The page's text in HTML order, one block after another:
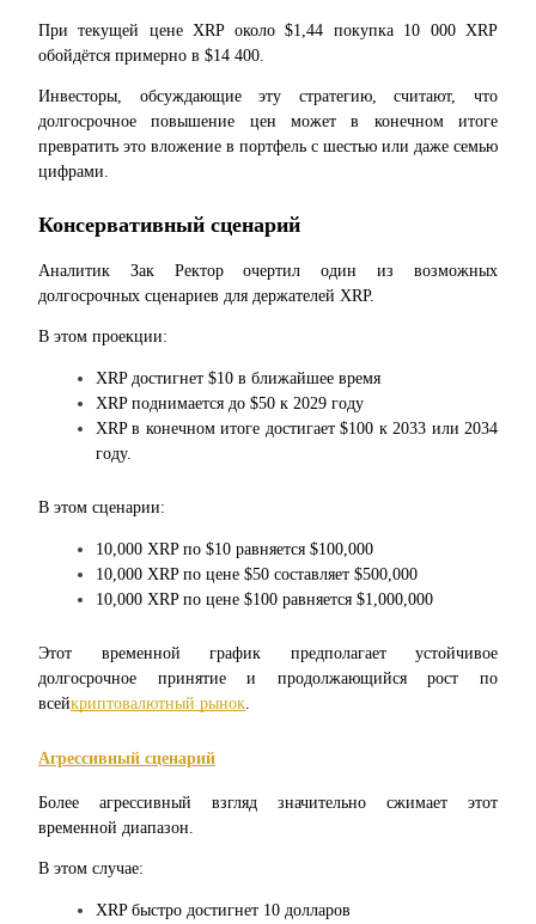
Гид
Руководство для начинающих по фьючерсам
Торговые стратегии
Узнайте, как оставаться прибыльным
Силовая свинья
Получайте конкурентные награды ежедневно
При текущей цене XRP около $1,44 покупка 10 000 XRP
обойдётся примерно в $14 400.
Инвесторы, обсуждающие эту стратегию, считают, что
долгосрочное повышение цен может в конечном итоге
превратить это вложение в портфель с шестью или даже семью
цифрами.
Консервативный сценарий
Аналитик Зак Ректор очертил один из возможных
долгосрочных сценариев для держателей XRP.
В этом проекции:
XRP достигнет $10 в ближайшее время
XRP поднимается до $50 к 2029 году
XRP в конечном итоге достигает $100 к 2033 или 2034
году.
В этом сценарии:
10,000 XRP по $10 равняется $100,000
10,000 XRP по цене $50 составляет $500,000
10,000 XRP по цене $100 равняется $1,000,000
Этот временной график предполагает устойчивое
долгосрочное принятие и продолжающийся рост по
всейкриптовалютный рынок.
Агрессивный сценарий
Более агрессивный взгляд значительно сжимает этот
временной диапазон.
В этом случае:
XRP быстро достигнет 10 долларов